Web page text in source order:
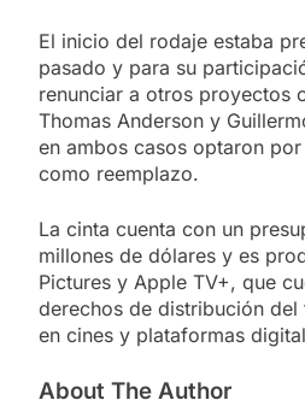
El inicio del rodaje estaba
pasado y para su
renunciar a otros proyectos
Thomas Anderson y
en ambos casos optaron
como reemplazo.
La cinta cuenta con un
millones de dólares y es
Pictures y Apple TV+, que
derechos de distribución
en cines y plataformas
About The Author